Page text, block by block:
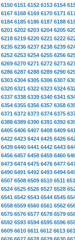
6150 6151 6152 6153 6154
6167 6168 6169 6170 6171
6184 6185 6186 6187 6188
6201 6202 6203 6204 6205
6218 6219 6220 6221 6222
6235 6236 6237 6238 6239
6252 6253 6254 6255 6256
6269 6270 6271 6272 6273
6286 6287 6288 6289 6290
6303 6304 6305 6306 6307
6320 6321 6322 6323 6324
6337 6338 6339 6340 6341
6354 6355 6356 6357 6358
6371 6372 6373 6374 6375
6388 6389 6390 6391 6392
6405 6406 6407 6408 6409
6422 6423 6424 6425 6426
6439 6440 6441 6442 6443
6456 6457 6458 6459 6460
6473 6474 6475 6476 6477
6490 6491 6492 6493 6494
6507 6508 6509 6510 6511
6524 6525 6526 6527 6528
6541 6542 6543 6544 6545
6558 6559 6560 6561 6562
6575 6576 6577 6578 6579
6592 6593 6594 6595 6596
6609 6610 6611 6612 6613